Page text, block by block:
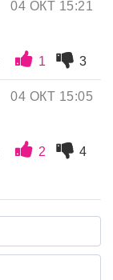
04 ОКТ 15:21
1 3
04 ОКТ 15:05
2
4